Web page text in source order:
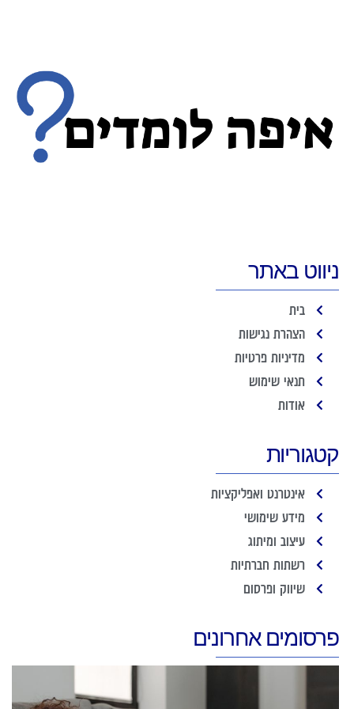
ניווט באתר
בית
הצהרת נגישות
מדיניות פרטיות
תנאי שימוש
אודות
קטגוריות
אינטרנט ואפליקציות
מידע שימושי
עיצוב ומיתוג
רשתות חברתיות
שיווק ופרסום
פרסומים אחרונים